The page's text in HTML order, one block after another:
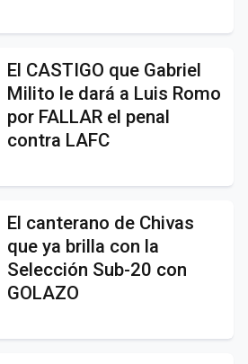
El CASTIGO que Gabriel
Milito le dará a Luis Romo
por FALLAR el penal
contra LAFC
El canterano de Chivas
que ya brilla con la
Selección Sub-20 con
GOLAZO